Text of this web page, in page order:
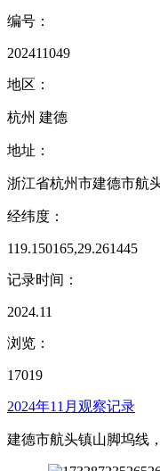
编号：
202411049
地区：
杭州 建德
地址：
浙江省杭州市建德市航
经纬度：
119.150165,29.261445
记录时间：
2024.11
浏览：
17019
2024年11月观察记录
建德市航头镇山脚坞线